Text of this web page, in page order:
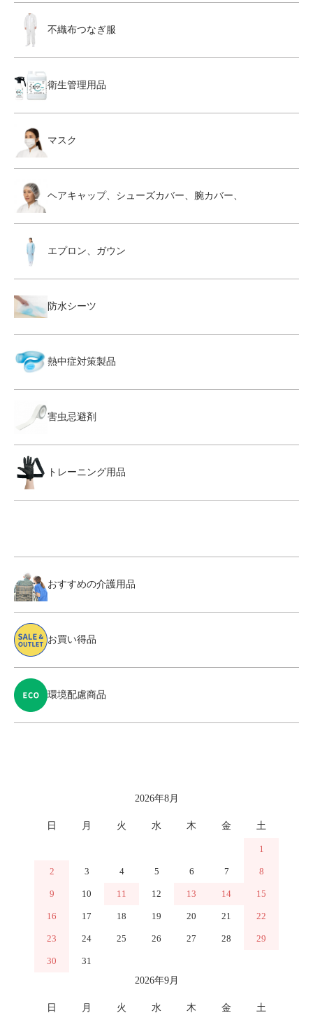
不織布つなぎ服
衛生管理用品
マスク
ヘアキャップ、シューズカバー、腕カバー、
エプロン、ガウン
防水シーツ
熱中症対策製品
害虫忌避剤
トレーニング用品
おすすめの介護用品
お買い得品
環境配慮商品
2026年8月
日 月 火 水 木 金 土
1
2 3 4 5 6 7 8
9 10 11 12 13 14 15
16 17 18 19 20 21 22
23 24 25 26 27 28 29
30
31
2026年9月
日 月 火 水 木 金 土